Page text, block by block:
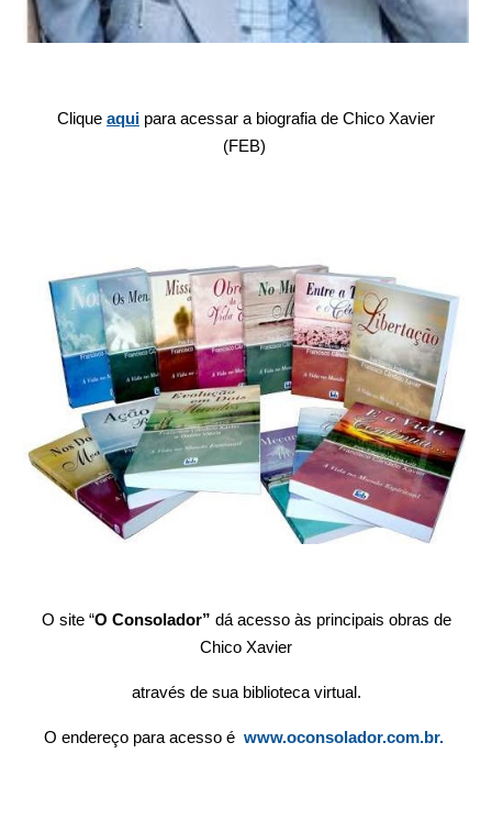
Clique aqui para acessar a biografia de Chico Xavier
(FEB)
O site “O Consolador” dá acesso às principais obras de
Chico Xavier
através de sua biblioteca virtual.
O endereço para acesso é www.oconsolador.com.br.